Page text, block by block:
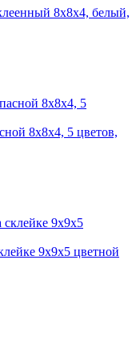
8х8х4, белый,
8х8х4, 5 цветов,
9х9х5 цветной